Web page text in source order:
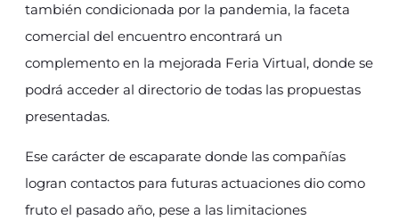
también condicionada por la pandemia, la faceta
comercial del encuentro encontrará un
complemento en la mejorada Feria Virtual, donde se
podrá acceder al directorio de todas las propuestas
presentadas.
Ese carácter de escaparate donde las compañías
logran contactos para futuras actuaciones dio como
fruto el pasado año, pese a las limitaciones